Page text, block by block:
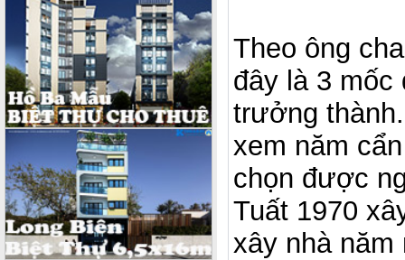
Theo ông
đây là 3
trưởng
xem năm
chọn được
Tuất 1970
xây nhà